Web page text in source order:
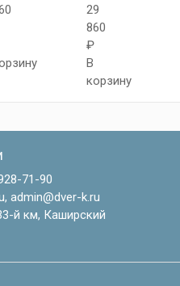
29
860
₽
В
корзину
71-90
admin@dver-k.ru
й км, Каширский